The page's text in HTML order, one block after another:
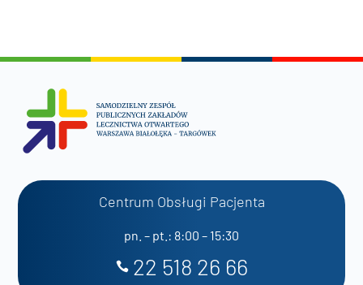
Centrum Obsługi Pacjenta
pn. – pt.: 8:00 – 15:30
22 518 26 66